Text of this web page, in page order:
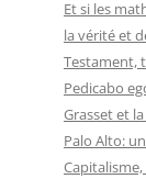
Et si les
la vérité et
Testament,
Pedicabo
Grasset et
Palo Alto: